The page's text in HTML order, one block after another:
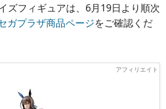
ズフィギュアは、6月19日より順次
ガプラザ商品ページをご確認くだ